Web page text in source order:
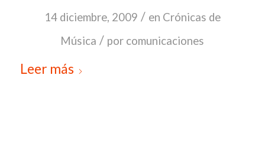
14 diciembre, 2009 / en Crónicas de
Música / por comunicaciones
Leer más